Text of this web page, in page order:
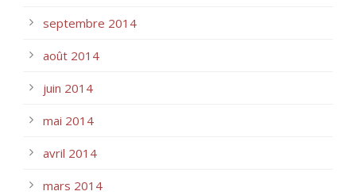
septembre 2014
août 2014
juin 2014
mai 2014
avril 2014
mars 2014